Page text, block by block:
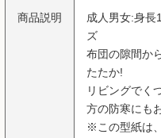
商品説明
成人男女:身長
ズ
布団の隙間か
たたか!
リビングでく
方の防寒にも
※この型紙は